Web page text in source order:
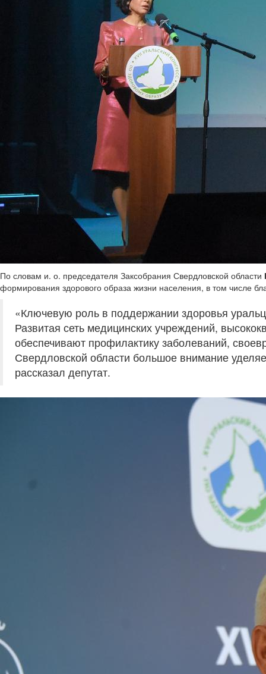
По словам и. о. председателя Заксобрания Свердловской области
формирования здорового образа жизни населения, в том числе
«Ключевую роль в поддержании здоровья
Развитая сеть медицинских учреждений,
обеспечивают профилактику заболеваний,
Свердловской области большое внимание
рассказал депутат.